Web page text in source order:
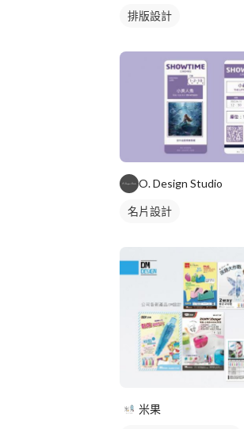
排版設計
O. Design Studio
名片設計
米果